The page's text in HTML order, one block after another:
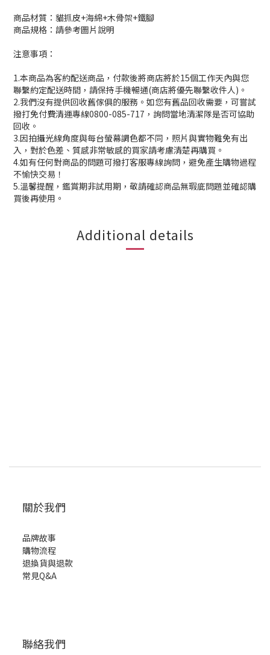
商品材質：貓抓皮+海綿+木骨架+鐵腳
商品規格：請參考圖片說明
注意事項：
1.本商品為客約配送商品，付款後將商店將於15個工作天內與您
聯繫約定配送時間，請保持手機暢通(商店將優先聯繫收件人)。
2.我們沒有提供回收舊傢俱的服務。如您有舊品回收需要，可嘗試
撥打免付費清運專線0800-085-717，詢問當地清潔隊是否可協助
回收。
3.因拍攝光線角度與每台螢幕調色都不同，照片與實物難免有出
入，對於色差、質感非常敏感的買家請考慮清楚再購買。
4.如有任何對商品的問題可撥打客服專線詢問，避免產生購物過程
不愉快交易！
5.溫馨提醒，鑑賞期非試用期，敬請確認商品無瑕庛問題並確認購
買後再使用。
Additional details
關於我們
品牌故事
購物流程
退換貨與退款
常見Q&A
聯絡我們